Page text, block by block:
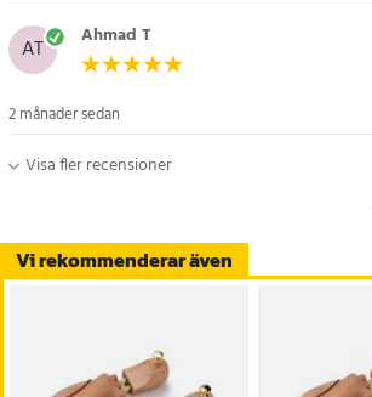
Vi rekommenderar även
AT Ahmad T
2 månader sedan
Visa fler recensioner